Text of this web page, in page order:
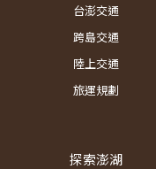
台澎交通
跨島交通
陸上交通
旅運規劃
探索澎湖